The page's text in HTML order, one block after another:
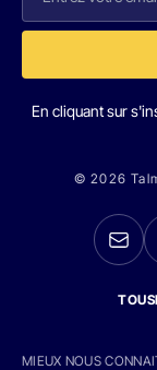
En cliquant sur
© 2026
MIEUX NOUS